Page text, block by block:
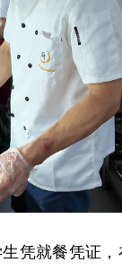
凭就餐凭证